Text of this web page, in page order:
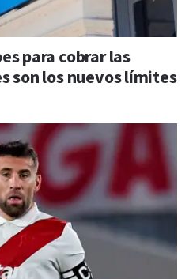
para cobrar las
son los nuevos límites